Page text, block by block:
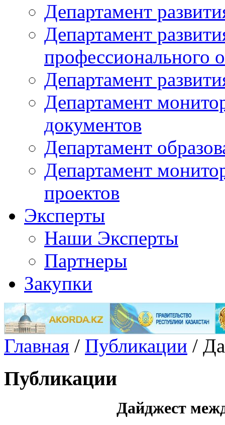
Департамент
Департамент
профессионального
Департамент
Департамент
документов
Департамент
Департамент
проектов
Эксперты
Наши Эксперты
Партнеры
Закупки
Главная / Публикации /
Публикации
Дайджест